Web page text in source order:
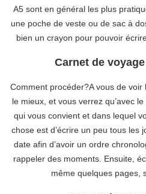
A5 sont en général les plus
une poche de veste ou de sac à
bien un crayon pour pouvoir
Carnet de
Comment procéder?A vous de
le mieux, et vous verrez qu’avec
qui vous convient et dans lequel
chose est d’écrire un peu tous les
date afin d’avoir un ordre
rappeler des moments. Ensuite,
même quelques pages,